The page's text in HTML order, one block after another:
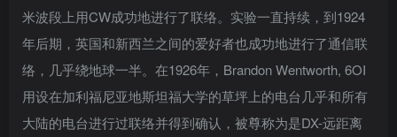
米波段上用CW成功地进行了联络。实验一直持续，到1924
年后期，英国和新西兰之间的爱好者也成功地进行了通信联
络，几乎绕地球一半。在1926年，Brandon Wentworth, 6OI
用设在加利福尼亚地斯坦福大学的草坪上的电台几乎和所有
大陆的电台进行过联络并得到确认，被尊称为是DX-远距离